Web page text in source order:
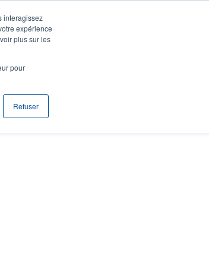
interagissez
expérience
plus sur les
pour
Refuser
S'enregistrer